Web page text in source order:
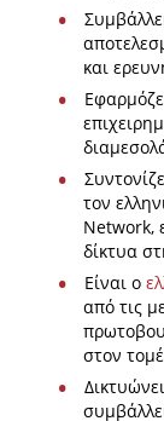
και
τον
Network,
δίκτυα
Είναι ο
από τις
στον